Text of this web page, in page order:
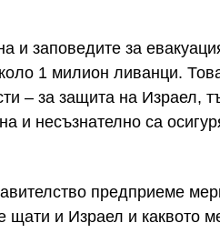
и заповедите за
1 милион ливанци.
– за защита на Израел,
и несъзнателно са
предприеме
щати и Израел и каквото